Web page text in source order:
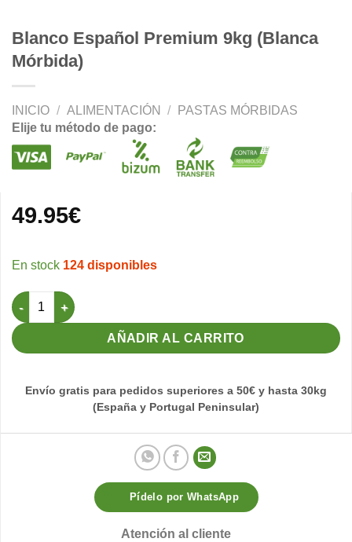
Blanco Español Premium 9kg (Blanca
Mórbida)
INICIO / ALIMENTACIÓN /
PASTAS MÓRBIDAS
Elije tu método de pago:
49.95€
124 disponibles
Blanco Español Premium 9kg (Blanca Mórbida) cantidad
AÑADIR AL CARRITO
Envío gratis para pedidos superiores a 50€ y hasta 30kg
(España y Portugal Peninsular)
Pídelo por WhatsApp
Atención al cliente